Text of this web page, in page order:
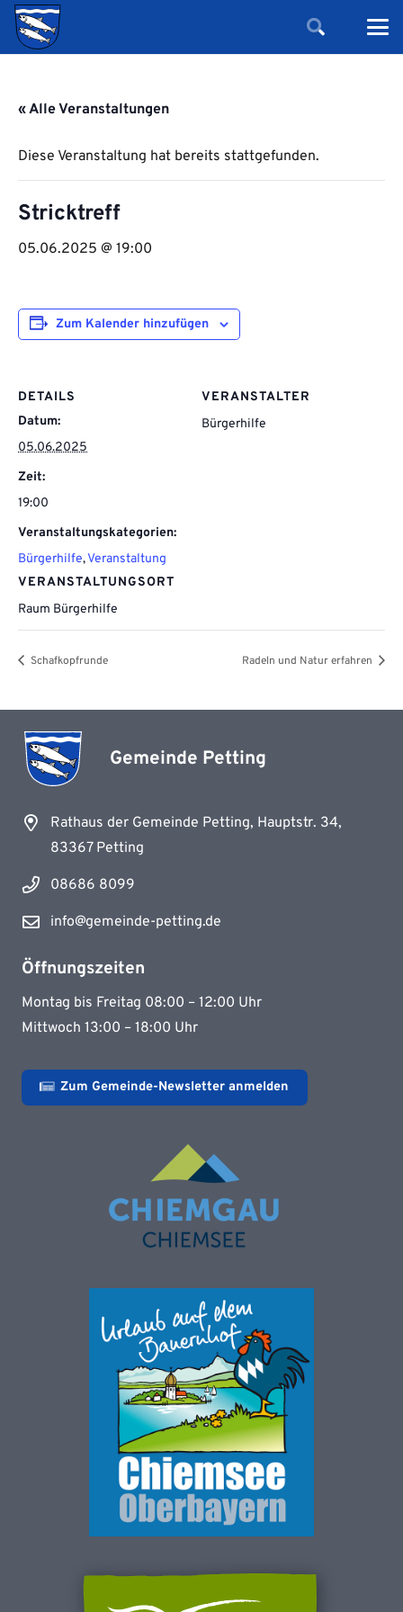
« Alle Veranstaltungen
Diese Veranstaltung hat bereits stattgefunden.
Stricktreff
05.06.2025 @ 19:00
Zum Kalender hinzufügen
DETAILS
Datum:
05.06.2025
Zeit:
19:00
Veranstaltungskategorien:
Bürgerhilfe,Veranstaltung
VERANSTALTUNGSORT
Raum Bürgerhilfe
VERANSTALTER
Bürgerhilfe
Schafkopfrunde Radeln und Natur erfahren
Gemeinde Petting
Rathaus der Gemeinde Petting, Hauptstr. 34,
83367 Petting
08686 8099
info@gemeinde-petting.de
Öffnungszeiten
Montag bis Freitag 08:00 – 12:00 Uhr
Mittwoch 13:00 – 18:00 Uhr
Zum Gemeinde-Newsletter anmelden